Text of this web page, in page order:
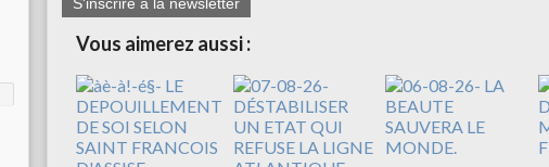
Vous aimerez aussi :